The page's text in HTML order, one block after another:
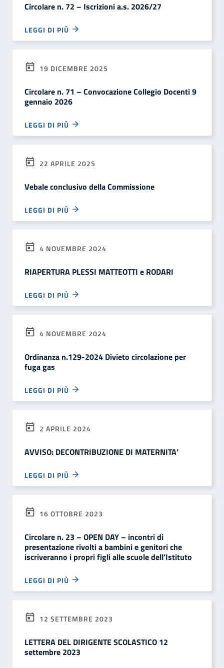
Circolare n. 72 – Iscrizioni a.s. 2026/27
LEGGI DI PIÙ
19 DICEMBRE 2025
Circolare n. 71 – Convocazione Collegio Docenti 9
gennaio 2026
LEGGI DI PIÙ
22 APRILE 2025
Vebale conclusivo della Commissione
LEGGI DI PIÙ
4 NOVEMBRE 2024
RIAPERTURA PLESSI MATTEOTTI e RODARI
LEGGI DI PIÙ
4 NOVEMBRE 2024
Ordinanza n.129-2024 Divieto circolazione per
fuga gas
LEGGI DI PIÙ
2 APRILE 2024
AVVISO: DECONTRIBUZIONE DI MATERNITA’
LEGGI DI PIÙ
16 OTTOBRE 2023
Circolare n. 23 – OPEN DAY – incontri di
presentazione rivolti a bambini e genitori che
iscriveranno i propri figli alle scuole dell’Istituto
LEGGI DI PIÙ
12 SETTEMBRE 2023
LETTERA DEL DIRIGENTE SCOLASTICO 12
settembre 2023